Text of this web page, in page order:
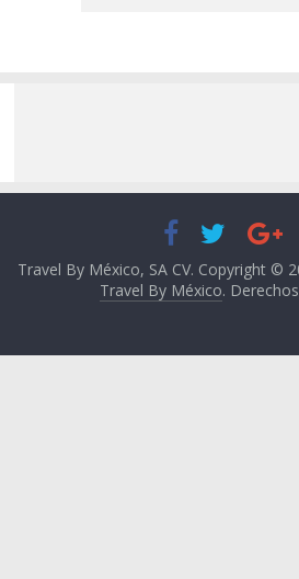
Travel By México, SA CV. Copyright ©
Travel By México.